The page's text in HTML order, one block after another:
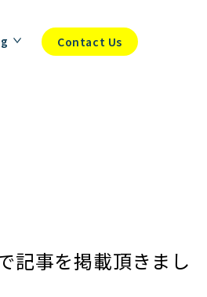
Contact Us
記事を掲載頂きまし